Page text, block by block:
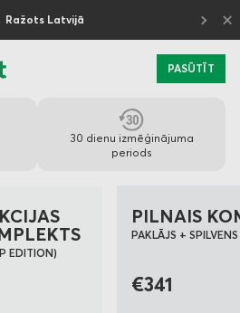
5 gadu garantija ×
PASŪTĪT
30 dienu izmēģinājuma
periods
EDITION)
PILNAIS
PAKLĀJS +
€341